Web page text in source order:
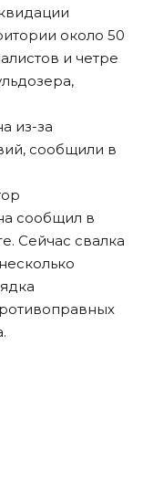
около 50
и четре
из-за
сообщили в
сообщил в
Сейчас свалка